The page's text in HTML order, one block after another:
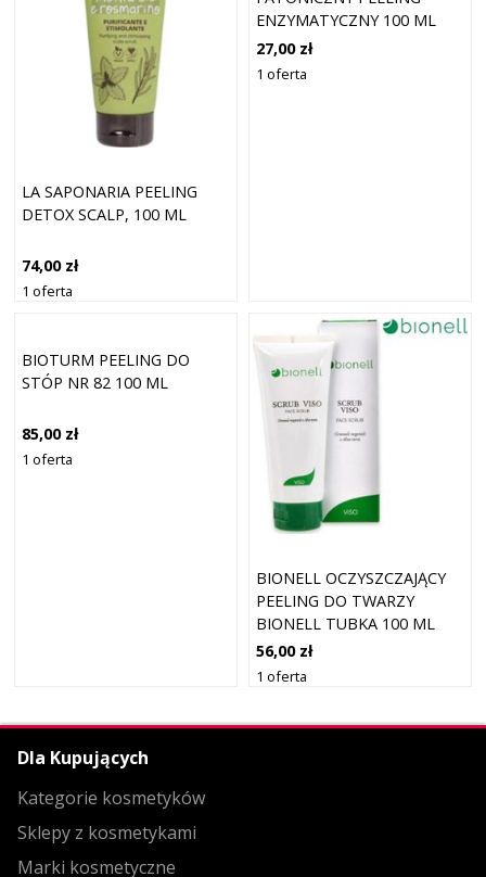
LA SAPONARIA PEELING
DETOX SCALP, 100 ML
74,00 zł
1 oferta
ENZYMATYCZNY 100 ML
27,00 zł
1 oferta
BIOTURM PEELING DO
STÓP NR 82 100 ML
85,00 zł
1 oferta
BIONELL OCZYSZCZAJĄCY
PEELING DO TWARZY
BIONELL TUBKA 100 ML
56,00 zł
1 oferta
Dla Kupujących
Kategorie kosmetyków
Sklepy z kosmetykami
Marki kosmetyczne